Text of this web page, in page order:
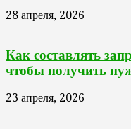
28 апреля, 2026
Как составлять
чтобы получить
23 апреля, 2026